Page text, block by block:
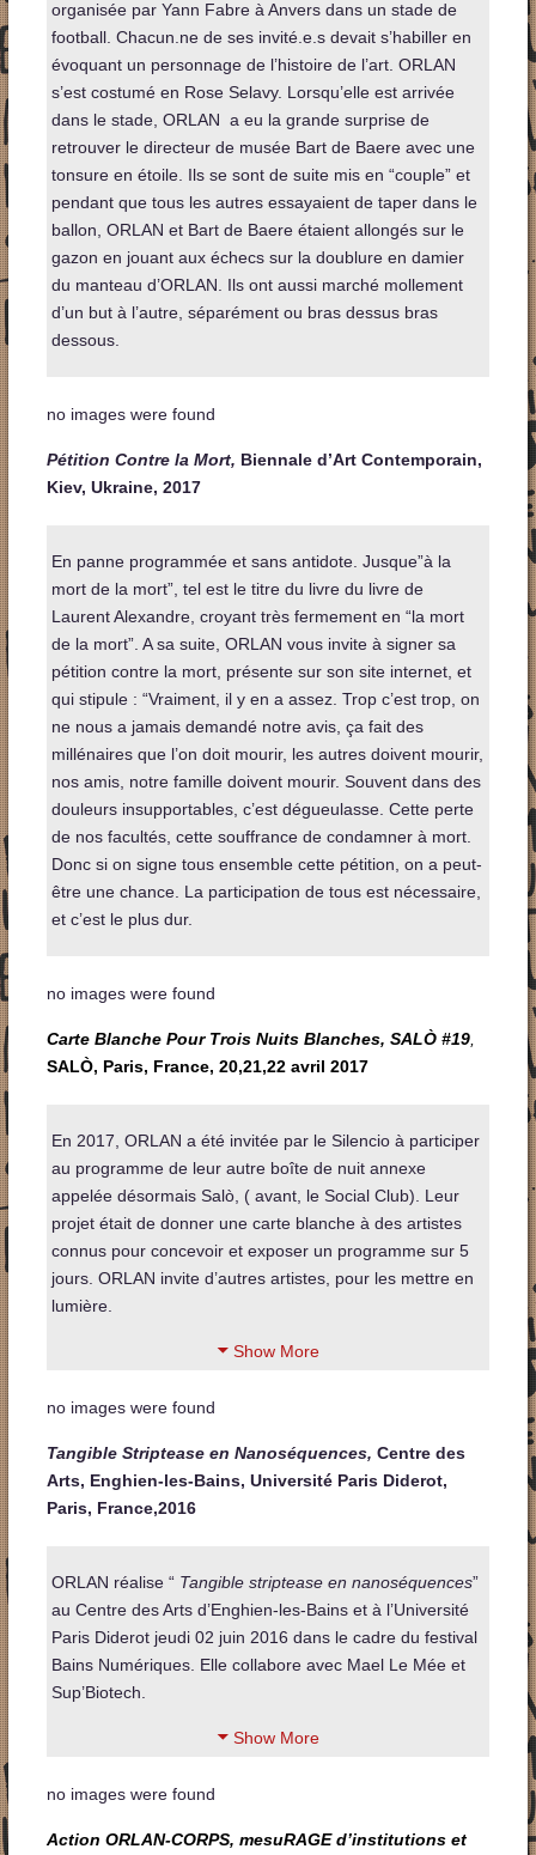
organisée par Yann Fabre à Anvers dans un stade de
football. Chacun.ne de ses invité.e.s devait s’habiller en
évoquant un personnage de l’histoire de l’art. ORLAN
s’est costumé en Rose Selavy. Lorsqu’elle est arrivée
dans le stade, ORLAN a eu la grande surprise de
retrouver le directeur de musée Bart de Baere avec une
tonsure en étoile. Ils se sont de suite mis en “couple” et
pendant que tous les autres essayaient de taper dans le
ballon, ORLAN et Bart de Baere étaient allongés sur le
gazon en jouant aux échecs sur la doublure en damier
du manteau d’ORLAN. Ils ont aussi marché mollement
d’un but à l’autre, séparément ou bras dessus bras
dessous.
no images were found
Pétition Contre la Mort, Biennale d’Art Contemporain,
Kiev, Ukraine, 2017
En panne programmée et sans antidote. Jusque”à la
mort de la mort”, tel est le titre du livre du livre de
Laurent Alexandre, croyant très fermement en “la mort
de la mort”. A sa suite, ORLAN vous invite à signer sa
pétition contre la mort, présente sur son site internet, et
qui stipule : “Vraiment, il y en a assez. Trop c’est trop, on
ne nous a jamais demandé notre avis, ça fait des
millénaires que l’on doit mourir, les autres doivent mourir,
nos amis, notre famille doivent mourir. Souvent dans des
douleurs insupportables, c’est dégueulasse. Cette perte
de nos facultés, cette souffrance de condamner à mort.
Donc si on signe tous ensemble cette pétition, on a peut-
être une chance. La participation de tous est nécessaire,
et c’est le plus dur.
no images were found
Carte Blanche Pour Trois Nuits Blanches, SALÒ #19,
SALÒ, Paris, France, 20,21,22 avril 2017
En 2017, ORLAN a été invitée par le Silencio à participer
au programme de leur autre boîte de nuit annexe
appelée désormais Salò, ( avant, le Social Club). Leur
projet était de donner une carte blanche à des artistes
connus pour concevoir et exposer un programme sur 5
jours. ORLAN invite d’autres artistes, pour les mettre en
lumière.
Show More
no images were found
Tangible Striptease en Nanoséquences, Centre des
Arts, Enghien-les-Bains, Université Paris Diderot,
Paris, France,2016
ORLAN réalise “ Tangible striptease en nanoséquences”
au Centre des Arts d’Enghien-les-Bains et à l’Université
Paris Diderot jeudi 02 juin 2016 dans le cadre du festival
Bains Numériques. Elle collabore avec Mael Le Mée et
Sup’Biotech.
Show More
no images were found
Action ORLAN-CORPS, mesuRAGE d’institutions et